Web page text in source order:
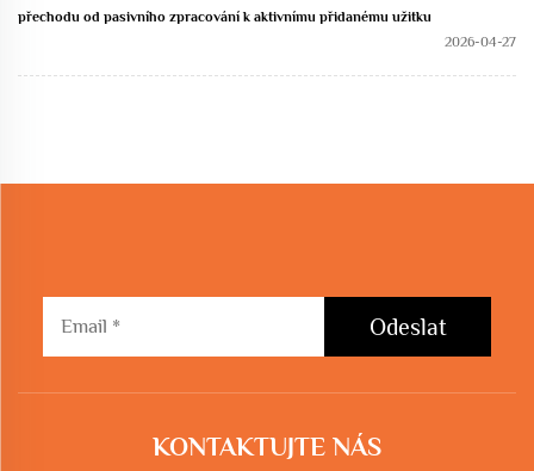
přechodu od pasivního zpracování k aktivnímu přidanému užitku
2026-04-27
Odeslat
KONTAKTUJTE NÁS